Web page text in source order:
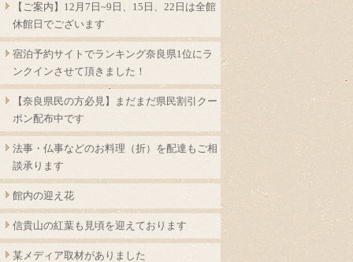
【ご案内】12月7日~9日、15日、22日は全館
休館日でございます
宿泊予約サイトでランキング奈良県1位にラ
ンクインさせて頂きました！
【奈良県民の方必見】まだまだ県民割引クー
ポン配布中です
法事・仏事などのお料理（折）を配達もご相
談承ります
館内の迎え花
信貴山の紅葉も見頃を迎えております
某メディア取材がありました